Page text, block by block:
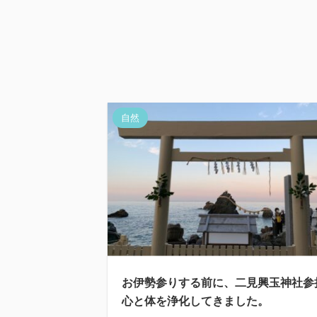
自然
お伊勢参りする前に、二見興玉神社参
心と体を浄化してきました。